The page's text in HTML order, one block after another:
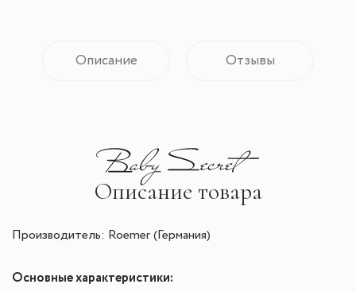
Описание Отзывы
Описание товара
Производитель: Roemer (Германия)
Основные характеристики: